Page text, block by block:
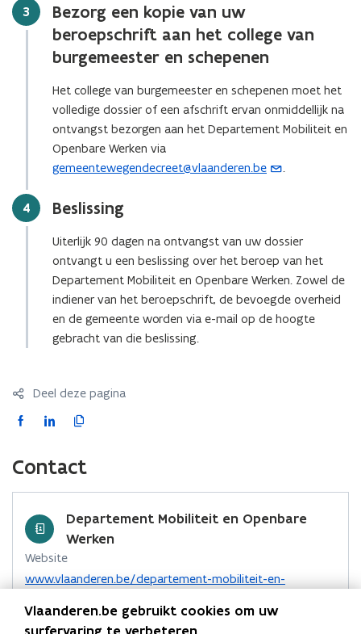
Stap
3
Bezorg een kopie van uw
beroepschrift aan het college van
burgemeester en schepenen
Het college van burgemeester en schepenen moet het
volledige dossier of een afschrift ervan onmiddellijk na
ontvangst bezorgen aan het Departement Mobiliteit en
Openbare Werken via
gemeentewegendecreet@vlaanderen.be
(
p
n
t
i
n
u
w
m
a
l
a
p
p
l
i
c
t
.
Stap
4 Beslissing
Uiterlijk 90 dagen na ontvangst van uw dossier
ontvangt u een beslissing over het beroep van het
Departement Mobiliteit en Openbare Werken. Zowel de
indiener van het beroepschrift, de bevoegde overheid
en de gemeente worden via e-mail op de hoogte
gebracht van die beslissing.
Deel deze pagina
F
c
e
b
p
L
k
e
d
i
n
o
p
e
K
i
e
e
r
i
n
k
Contact
Departement Mobiliteit en Openbare
Werken
Website
www.vlaanderen.be/departement-mobiliteit-en-
o
e
nContactformulier
Vlaanderen.be gebruikt cookies om uw